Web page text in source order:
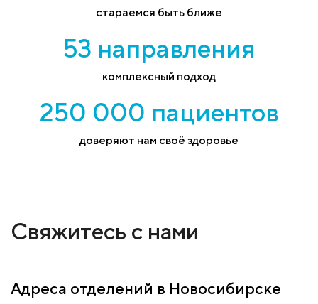
стараемся быть ближе
53 направления
комплексный подход
250 000 пациентов
доверяют нам своё здоровье
Свяжитесь с нами
Адреса отделений в Новосибирске